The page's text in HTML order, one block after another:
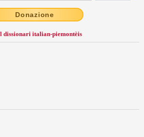
Donazione
dissionari italian-piemontèis